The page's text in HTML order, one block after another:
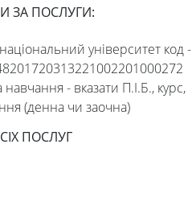
ЗА ПОСЛУГИ:
університет код -
- вказати П.І.Б., курс,
(денна чи заочна)
ПОСЛУГ